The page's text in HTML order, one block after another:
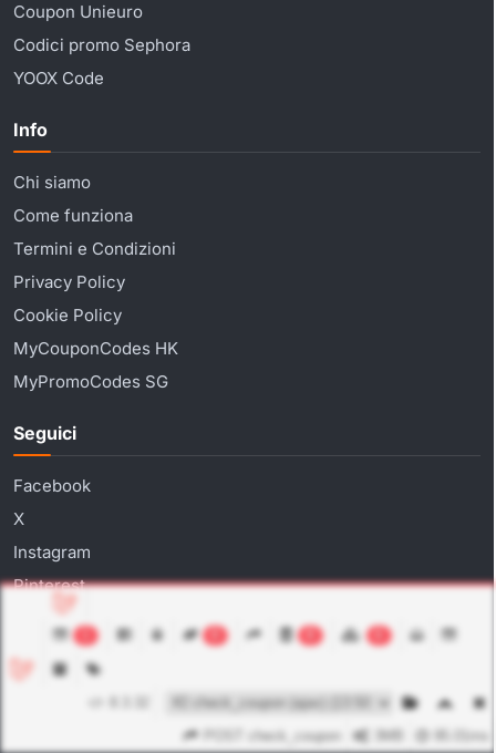
Coupon Unieuro
Codici promo Sephora
YOOX Code
Info
Chi siamo
Come funziona
Termini e Condizioni
Privacy Policy
Cookie Policy
MyCouponCodes HK
MyPromoCodes SG
Seguici
Facebook
X
Instagram
Pinterest
Prime Day
Come usare un codice sconto
95.01ms
POST check_coupon